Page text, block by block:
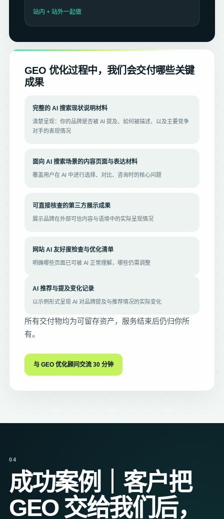
站内 + 站外一起做
GEO 优化过程中，我们会交付哪些关键
成果
完整的 AI 搜索现状说明材料
清楚呈现：你的品牌是否被 AI 提及、如何被描述、以及主要竞争
对手的表现情况
面向 AI 搜索场景的内容页面与表达材料
覆盖用户在 AI 中进行选择、对比、咨询时的核心问题
可直接核查的第三方展示成果
展示品牌在外部可信内容与语境中的实际呈现情况
网站 AI 友好度检查与优化清单
明确哪些页面已可被 AI 正常理解，哪些仍需调整
AI 推荐与提及变化记录
以示例形式呈现 AI 对品牌提及与推荐情况的实际变化
所有交付物均为可留存资产，服务结束后仍归你所
有。
与 GEO 优化顾问交流 30 分钟
04
成功案例｜客户把
GEO 交给我们后，